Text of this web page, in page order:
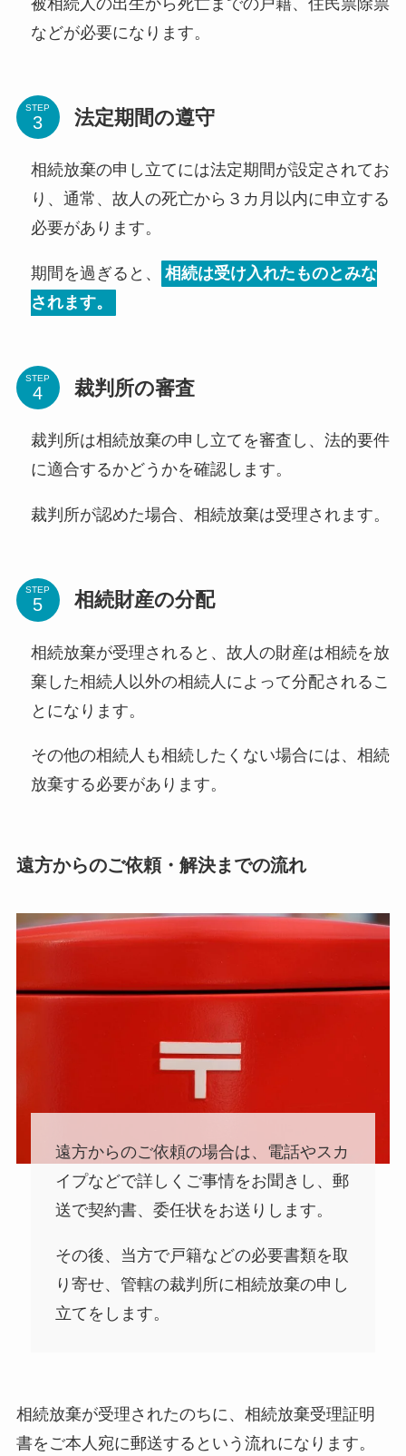
などが必要になります。
STEP 法定期間の遵守
相続放棄の申し立てには法定期間が設定されてお
り、通常、故人の死亡から３カ月以内に申立する
必要があります。
期間を過ぎると、
相続は受け入れたものとみな
されます。
STEP 裁判所の審査
裁判所は相続放棄の申し立てを審査し、法的要件
に適合するかどうかを確認します。
裁判所が認めた場合、相続放棄は受理されます。
STEP 相続財産の分配
相続放棄が受理されると、故人の財産は相続を放
棄した相続人以外の相続人によって分配されるこ
とになります。
その他の相続人も相続したくない場合には、相続
放棄する必要があります。
遠方からのご依頼・解決までの流れ
遠方からのご依頼の場合は、電話やスカ
イプなどで詳しくご事情をお聞きし、郵
送で契約書、委任状をお送りします。
その後、当方で戸籍などの必要書類を取
り寄せ、管轄の裁判所に相続放棄の申し
立てをします。
相続放棄が受理されたのちに、相続放棄受理証明
書をご本人宛に郵送するという流れになります。